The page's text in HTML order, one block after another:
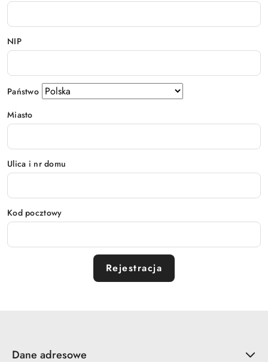
NIP
Państwo
Miasto
Ulica i nr domu
Kod pocztowy
Rejestracja
Dane adresowe